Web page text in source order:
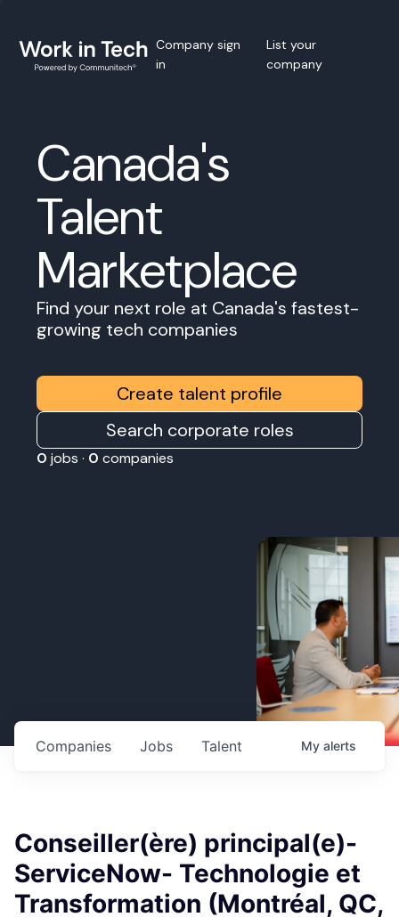
Company sign
in
List your
company
Canada's
Talent
Marketplace
Find your next role at Canada's fastest-
growing tech companies
Create talent profile
Search corporate roles
0 jobs · 0 companies
Jobs
Companies Talent My alerts
Conseiller(ère) principal(e)-
ServiceNow- Technologie et
Transformation (Montréal, QC,